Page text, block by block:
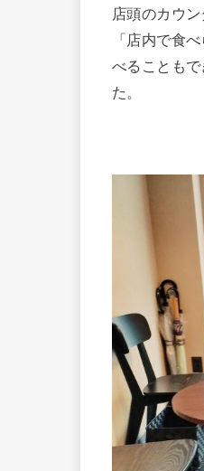
店頭のカウ
「店内で食
べることも
た。